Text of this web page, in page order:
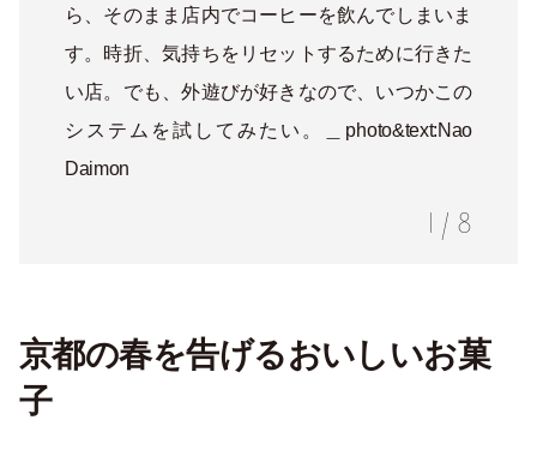
ら、そのまま店内でコーヒーを飲んでしまいま
す。時折、気持ちをリセットするために行きた
い店。でも、外遊びが好きなので、いつかこの
システムを試してみたい。＿photo&text:Nao
Daimon
/ 8
京都の春を告げるおいしいお菓
子